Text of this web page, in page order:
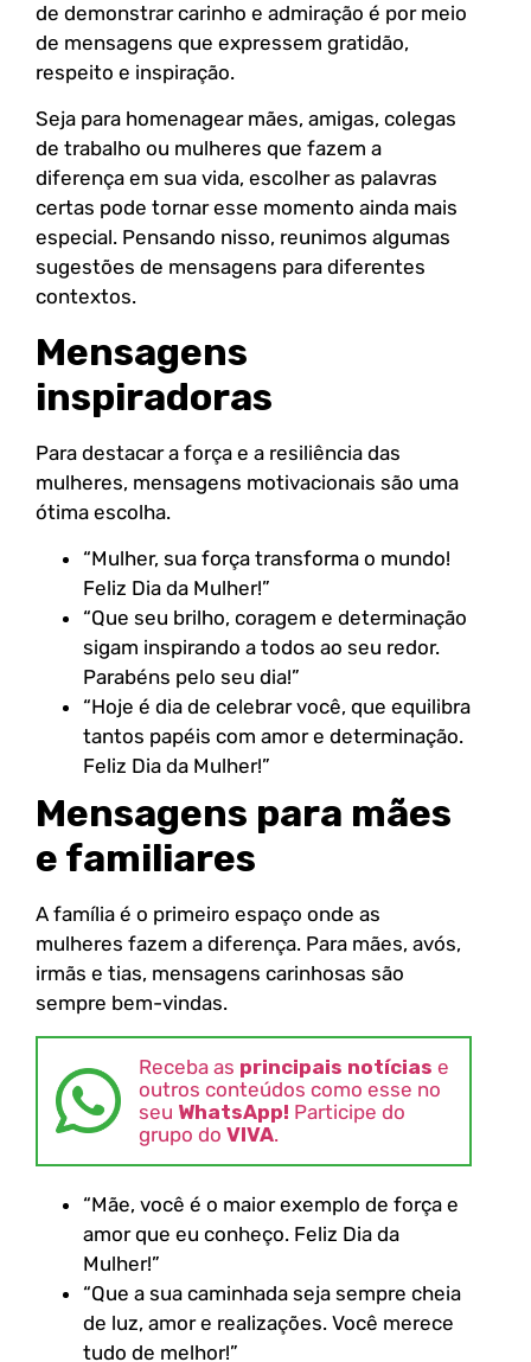
de demonstrar carinho e admiração é por meio
de mensagens que expressem gratidão,
respeito e inspiração.
Seja para homenagear mães, amigas, colegas
de trabalho ou mulheres que fazem a
diferença em sua vida, escolher as palavras
certas pode tornar esse momento ainda mais
especial. Pensando nisso, reunimos algumas
sugestões de mensagens para diferentes
contextos.
Mensagens
inspiradoras
Para destacar a força e a resiliência das
mulheres, mensagens motivacionais são uma
ótima escolha.
“Mulher, sua força transforma o mundo!
Feliz Dia da Mulher!”
“Que seu brilho, coragem e determinação
sigam inspirando a todos ao seu redor.
Parabéns pelo seu dia!”
“Hoje é dia de celebrar você, que equilibra
tantos papéis com amor e determinação.
Feliz Dia da Mulher!”
Mensagens para mães
e familiares
A família é o primeiro espaço onde as
mulheres fazem a diferença. Para mães, avós,
irmãs e tias, mensagens carinhosas são
sempre bem-vindas.
Receba as principais notícias e
outros conteúdos como esse no
seu WhatsApp! Participe do
grupo do VIVA.
“Mãe, você é o maior exemplo de força e
amor que eu conheço. Feliz Dia da
Mulher!”
“Que a sua caminhada seja sempre cheia
de luz, amor e realizações. Você merece
tudo de melhor!”